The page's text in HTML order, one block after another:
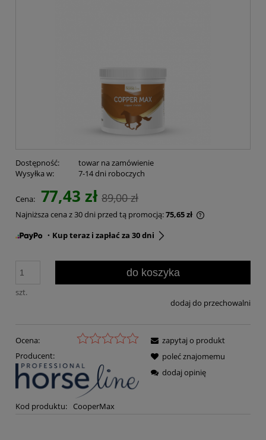
Dostępność:
towar na zamówienie
Wysyłka w:
7-14 dni roboczych
Cena: 77,43 zł 89,00 zł
Najniższa cena z 30 dni przed tą promocją:75,65 zł
・Kup teraz i zapłać za 30 dni
szt.
do koszyka
dodaj do przechowalni
Ocena:
Producent:
Kod produktu: CooperMax
zapytaj o produkt
poleć znajomemu
dodaj opinię